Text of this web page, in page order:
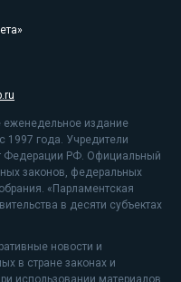
еженедельное издание
1997 года. Учредители
Федерации РФ. Официальный
законов, федеральных
«Парламентская
в десяти субъектах
новости и
в стране законах и
использовании материалов